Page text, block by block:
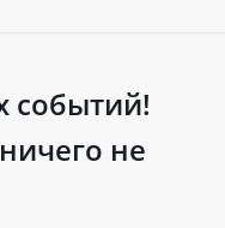
событий!
не